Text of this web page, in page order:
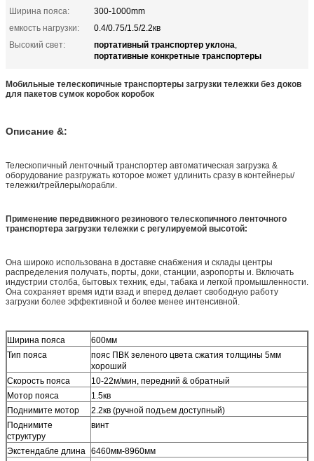
Ширина пояса:
300-1000mm
емкость нагрузки:
0.4/0.75/1.5/2.2кв
Высокий свет:
портативный транспортер уклона,
портативные конкретные транспортеры
Мобильные телескопичные транспортеры загрузки тележки без доков
для пакетов сумок коробок коробок
Описание &:
Телескопичный ленточный транспортер автоматическая загрузка &
оборудование разгружать которое может удлинить сразу в контейнеры/
тележки/трейлеры/корабли.
Применение передвижного резинового телескопичного ленточного
транспортера загрузки тележки с регулируемой высотой:
Она широко использована в доставке снабжения и склады центры
распределения получать, порты, доки, станции, аэропорты и. Включать
индустрии столба, бытовых техник, еды, табака и легкой промышленности.
Она сохраняет время идти взад и вперед делает свободную работу
загрузки более эффективной и более менее интенсивной.
Ширина пояса
600мм
Тип пояса
пояс ПВК зеленого цвета сжатия толщины 5мм
хороший
Скорость пояса
10-22м/мин, передний & обратный
Мотор пояса
1.5кв
Поднимите мотор
2.2кв (ручной подъем доступный)
Поднимите
структуру
винт
Экстендабле длина 6460мм-8960мм